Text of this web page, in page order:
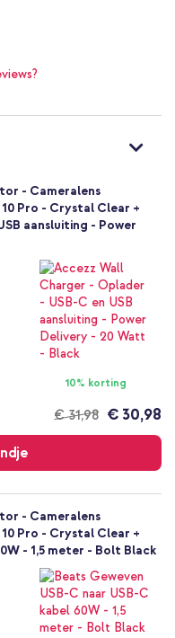
- Cameralens
Pro - Crystal Clear +
aansluiting - Power
10% korting
€ 31,98 € 30,98
- Cameralens
Pro - Crystal Clear +
- 1,5 meter - Bolt Black